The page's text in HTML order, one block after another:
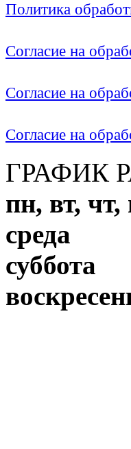
Политика
Согласие на
Согласие на
Согласие на
ГРАФИК
пн, вт, чт,
среда с
суббота